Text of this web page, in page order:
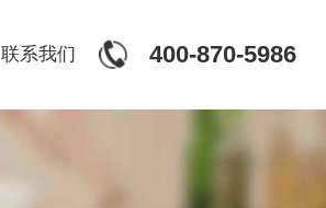
联系我们 400-870-5986